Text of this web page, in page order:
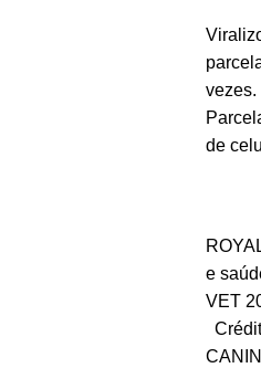
vezes.
de
e
VET